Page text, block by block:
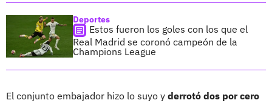
Deportes
Estos fueron los goles con los que el
Real Madrid se coronó campeón de la
Champions League
El conjunto embajador hizo lo suyo y derrotó dos por cero